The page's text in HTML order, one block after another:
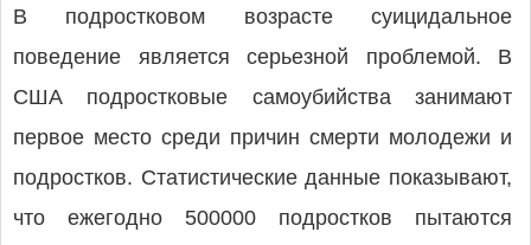
В подростковом возрасте суицидальное
поведение является серьезной проблемой. В
США подростковые самоубийства занимают
первое место среди причин смерти молодежи и
подростков. Статистические данные показывают,
что ежегодно 500000 подростков пытаются